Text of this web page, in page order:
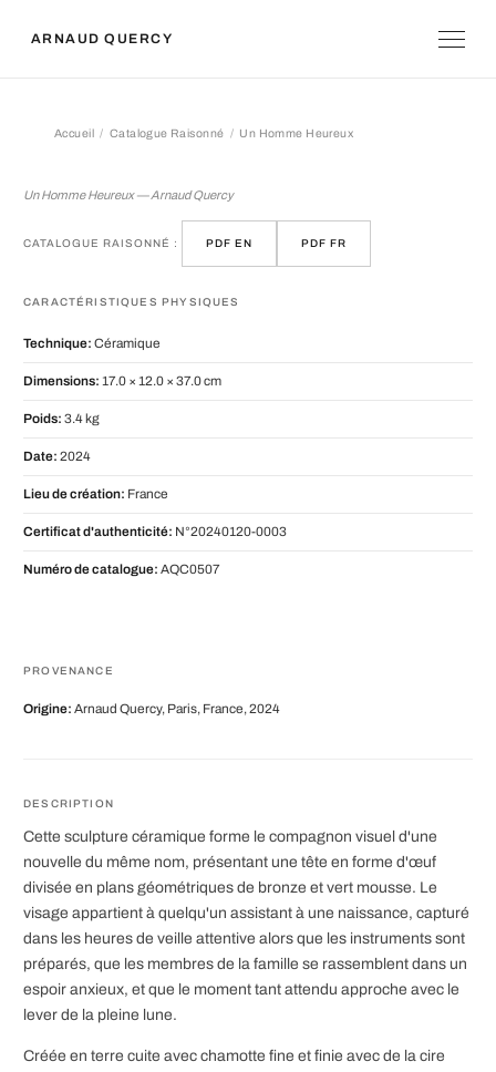
ARNAUD QUERCY
Accueil Catalogue Raisonné Un Homme Heureux
Un Homme Heureux — Arnaud Quercy
CATALOGUE RAISONNÉ : PDF EN PDF FR
CARACTÉRISTIQUES PHYSIQUES
Technique: Céramique
Dimensions: 17.0 × 12.0 × 37.0 cm
Poids: 3.4 kg
Date: 2024
Lieu de création: France
Certificat d'authenticité: N°20240120-0003
Numéro de catalogue: AQC0507
PROVENANCE
Origine: Arnaud Quercy, Paris, France, 2024
DESCRIPTION
Cette sculpture céramique forme le compagnon visuel d'une
nouvelle du même nom, présentant une tête en forme d'œuf
divisée en plans géométriques de bronze et vert mousse. Le
visage appartient à quelqu'un assistant à une naissance, capturé
dans les heures de veille attentive alors que les instruments sont
préparés, que les membres de la famille se rassemblent dans un
espoir anxieux, et que le moment tant attendu approche avec le
lever de la pleine lune.
Créée en terre cuite avec chamotte fine et finie avec de la cire